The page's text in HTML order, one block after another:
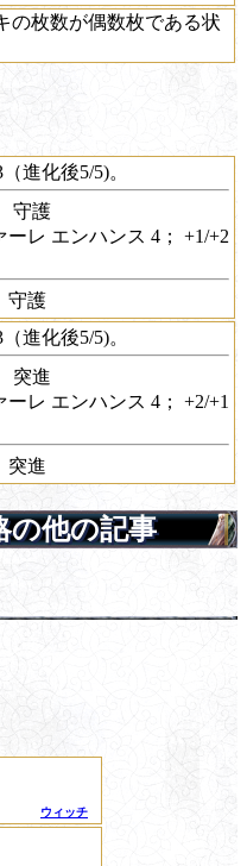
の枚数が偶数枚である状
進化後5/5)。
守護
ーレ エンハンス 4；
+1/+2
守護
進化後5/5)。
突進
ーレ エンハンス 4；
+2/+1
突進
の他の記事
ウィッチ